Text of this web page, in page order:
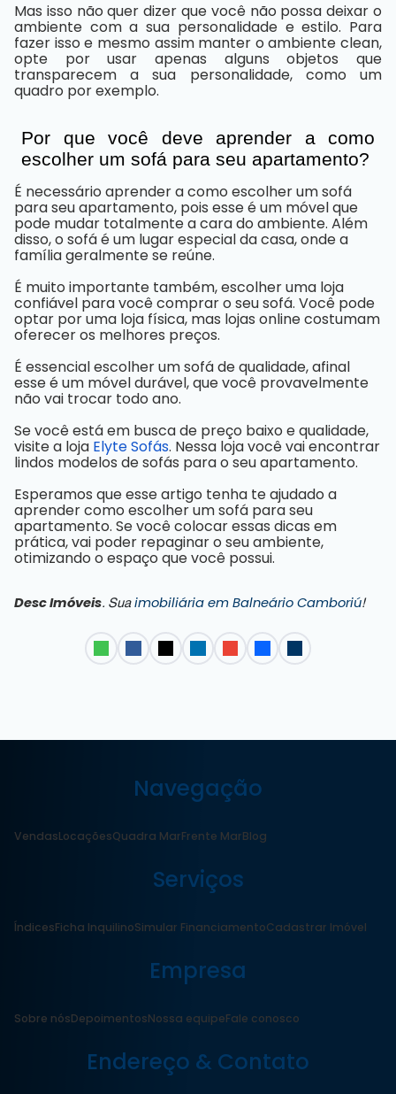
Mas isso não quer dizer que você não possa deixar o
ambiente com a sua personalidade e estilo. Para
fazer isso e mesmo assim manter o ambiente clean,
opte por usar apenas alguns objetos que
transparecem a sua personalidade, como um
quadro por exemplo.
Por que você deve aprender a como
escolher um sofá para seu apartamento?
É necessário aprender a como escolher um sofá
para seu apartamento, pois esse é um móvel que
pode mudar totalmente a cara do ambiente. Além
disso, o sofá é um lugar especial da casa, onde a
família geralmente se reúne.
É muito importante também, escolher uma loja
confiável para você comprar o seu sofá. Você pode
optar por uma loja física, mas lojas online costumam
oferecer os melhores preços.
É essencial escolher um sofá de qualidade, afinal
esse é um móvel durável, que você provavelmente
não vai trocar todo ano.
Se você está em busca de preço baixo e qualidade,
visite a loja Elyte Sofás. Nessa loja você vai encontrar
lindos modelos de sofás para o seu apartamento.
Esperamos que esse artigo tenha te ajudado a
aprender como escolher um sofá para seu
apartamento. Se você colocar essas dicas em
prática, vai poder repaginar o seu ambiente,
otimizando o espaço que você possui.
Desc Imóveis. Suaimobiliária em Balneário Camboriú!
Navegação
VendasLocaçõesQuadra MarFrente MarBlog
Serviços
ÍndicesFicha InquilinoSimular FinanciamentoCadastrar Imóvel
Empresa
Sobre nósDepoimentosNossa equipeFale conosco
Endereço & Contato